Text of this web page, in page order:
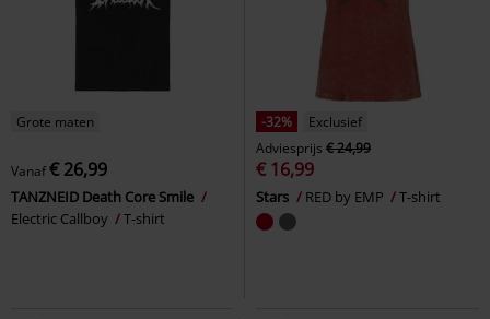
Grote maten
Vanaf€ 26,99
TANZNEID Death Core Smile
Electric Callboy
T-shirt
-32%
Exclusief
Adviesprijs € 24,99
€ 16,99
Stars RED by EMP T-shirt